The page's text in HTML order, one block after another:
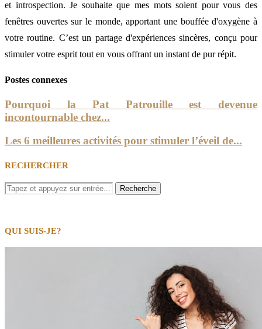
et introspection. Je souhaite que mes mots soient pour vous des
fenêtres ouvertes sur le monde, apportant une bouffée d'oxygène à
votre routine. C’est un partage d'expériences sincères, conçu pour
stimuler votre esprit tout en vous offrant un instant de pur répit.
Postes connexes
Pourquoi la Pat Patrouille est devenue
incontournable chez...
Les 6 meilleures activités pour stimuler l’éveil de...
RECHERCHER
QUI SUIS-JE?